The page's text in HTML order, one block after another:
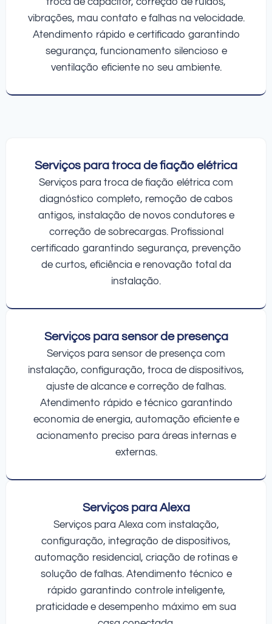
vibrações, mau contato e falhas na velocidade.
Atendimento rápido e certificado garantindo
segurança, funcionamento silencioso e
ventilação eficiente no seu ambiente.
Serviços para troca de fiação elétrica
Serviços para troca de fiação elétrica com
diagnóstico completo, remoção de cabos
antigos, instalação de novos condutores e
correção de sobrecargas. Profissional
certificado garantindo segurança, prevenção
de curtos, eficiência e renovação total da
instalação.
Serviços para sensor de presença
Serviços para sensor de presença com
instalação, configuração, troca de dispositivos,
ajuste de alcance e correção de falhas.
Atendimento rápido e técnico garantindo
economia de energia, automação eficiente e
acionamento preciso para áreas internas e
externas.
Serviços para Alexa
Serviços para Alexa com instalação,
configuração, integração de dispositivos,
automação residencial, criação de rotinas e
solução de falhas. Atendimento técnico e
rápido garantindo controle inteligente,
praticidade e desempenho máximo em sua